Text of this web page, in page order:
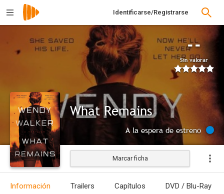
Identificarse/Registrarse
--
Sin valorar
What Remains
A la espera de estreno
Marcar ficha
Información Trailers Capítulos DVD / Blu-Ray